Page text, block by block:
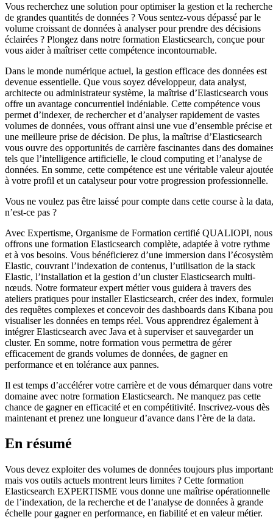
Vous recherchez une solution pour optimiser la gestion et la recherche
de grandes quantités de données ? Vous sentez-vous dépassé par le
volume croissant de données à analyser pour prendre des décisions
éclairées ? Plongez dans notre formation Elasticsearch, conçue pour
vous aider à maîtriser cette compétence incontournable.
Dans le monde numérique actuel, la gestion efficace des données est
devenue essentielle. Que vous soyez développeur, data analyst,
architecte ou administrateur système, la maîtrise d’Elasticsearch vous
offre un avantage concurrentiel indéniable. Cette compétence vous
permet d’indexer, de rechercher et d’analyser rapidement de vastes
volumes de données, vous offrant ainsi une vue d’ensemble précise et
une meilleure prise de décision. De plus, la maîtrise d’Elasticsearch
vous ouvre des opportunités de carrière fascinantes dans des
tels que l’intelligence artificielle, le cloud computing et l’analyse de
données. En somme, cette compétence est une véritable valeur ajoutée
à votre profil et un catalyseur pour votre progression professionnelle.
Vous ne voulez pas être laissé pour compte dans cette course à la data,
n’est-ce pas ?
Avec Expertisme, Organisme de Formation certifié QUALIOPI, nous
offrons une formation Elasticsearch complète, adaptée à votre rythme
et à vos besoins. Vous bénéficierez d’une immersion dans
Elastic, couvrant l’indexation de contenus, l’utilisation de la stack
Elastic, l’installation et la gestion d’un cluster Elasticsearch multi-
nœuds. Notre formateur expert métier vous guidera à travers des
ateliers pratiques pour installer Elasticsearch, créer des index,
des requêtes complexes et concevoir des dashboards dans Kibana
visualiser les données en temps réel. Vous apprendrez également à
intégrer Elasticsearch avec Java et à superviser et sauvegarder un
cluster. En somme, notre formation vous permettra de gérer
efficacement de grands volumes de données, de gagner en
performance et en tolérance aux pannes.
Il est temps d’accélérer votre carrière et de vous démarquer dans votre
domaine avec notre formation Elasticsearch. Ne manquez pas cette
chance de gagner en efficacité et en compétitivité. Inscrivez-vous dès
maintenant et prenez une longueur d’avance dans l’ère de la data.
En résumé
Vous devez exploiter des volumes de données toujours plus
mais vos outils actuels montrent leurs limites ? Cette formation
Elasticsearch EXPERTISME vous donne une maîtrise opérationnelle
de l’indexation, de la recherche et de l’analyse de données à grande
échelle pour gagner en performance, en fiabilité et en valeur métier.